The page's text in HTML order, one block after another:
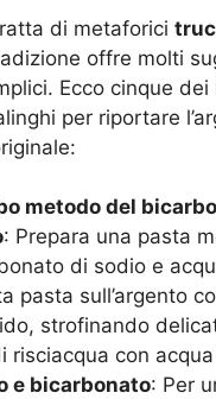
di metaforici
offre molti
Ecco cinque dei
per riportare
metodo del
: Prepara una pasta
di sodio e
pasta sull’argento
strofinando
risciacqua con
e bicarbonato: Per